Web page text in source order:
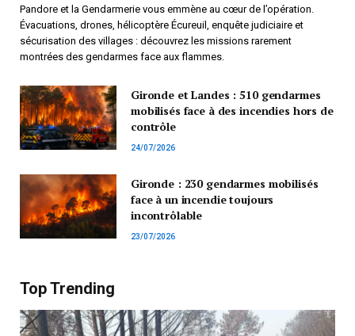
Pandore et la Gendarmerie vous emmène au cœur de l’opération.
Évacuations, drones, hélicoptère Écureuil, enquête judiciaire et
sécurisation des villages : découvrez les missions rarement
montrées des gendarmes face aux flammes.
Gironde et Landes : 510 gendarmes
mobilisés face à des incendies hors de
contrôle
24/07/2026
Gironde : 230 gendarmes mobilisés
face à un incendie toujours
incontrôlable
23/07/2026
Top Trending